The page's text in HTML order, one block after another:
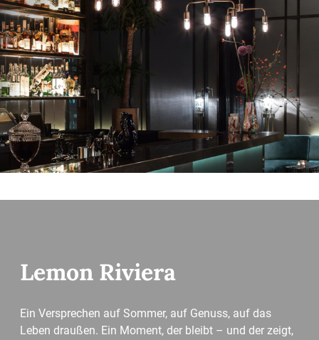
Lemon Riviera
Ein Versprechen auf Sommer, auf Genuss, auf das
Leben draußen. Ein Moment, der bleibt – und der zeigt,